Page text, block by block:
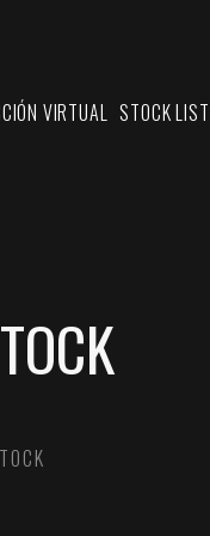
VIRTUAL STOCK LIST